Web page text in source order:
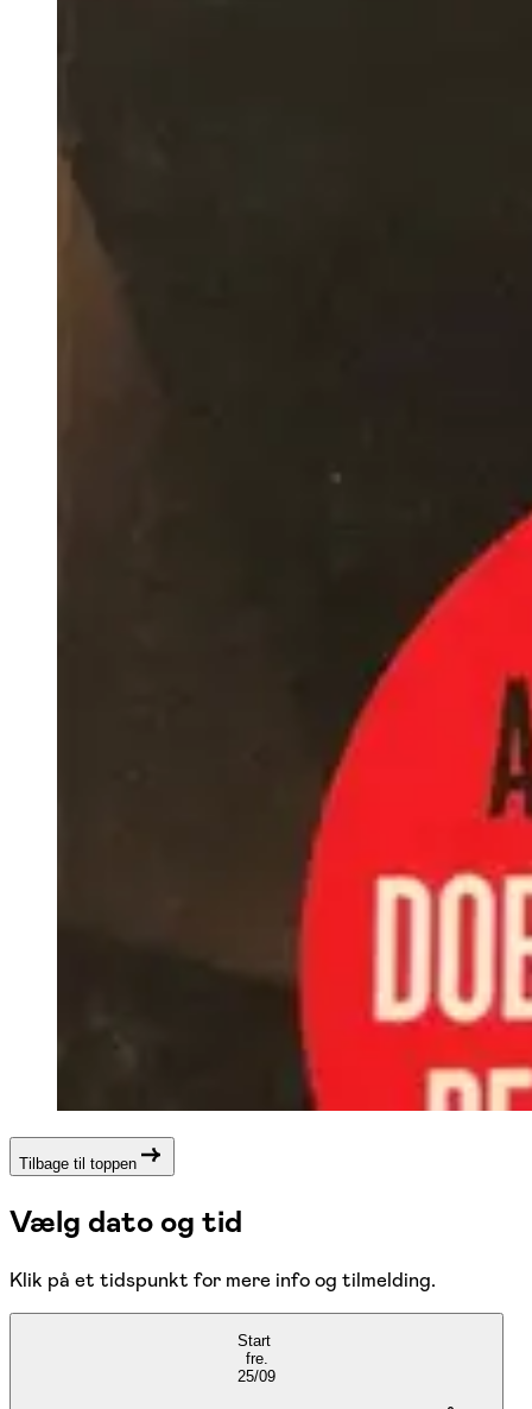
Tilbage til toppen
Vælg dato og tid
Klik på et tidspunkt for mere info og tilmelding.
Start
fre.
25/09